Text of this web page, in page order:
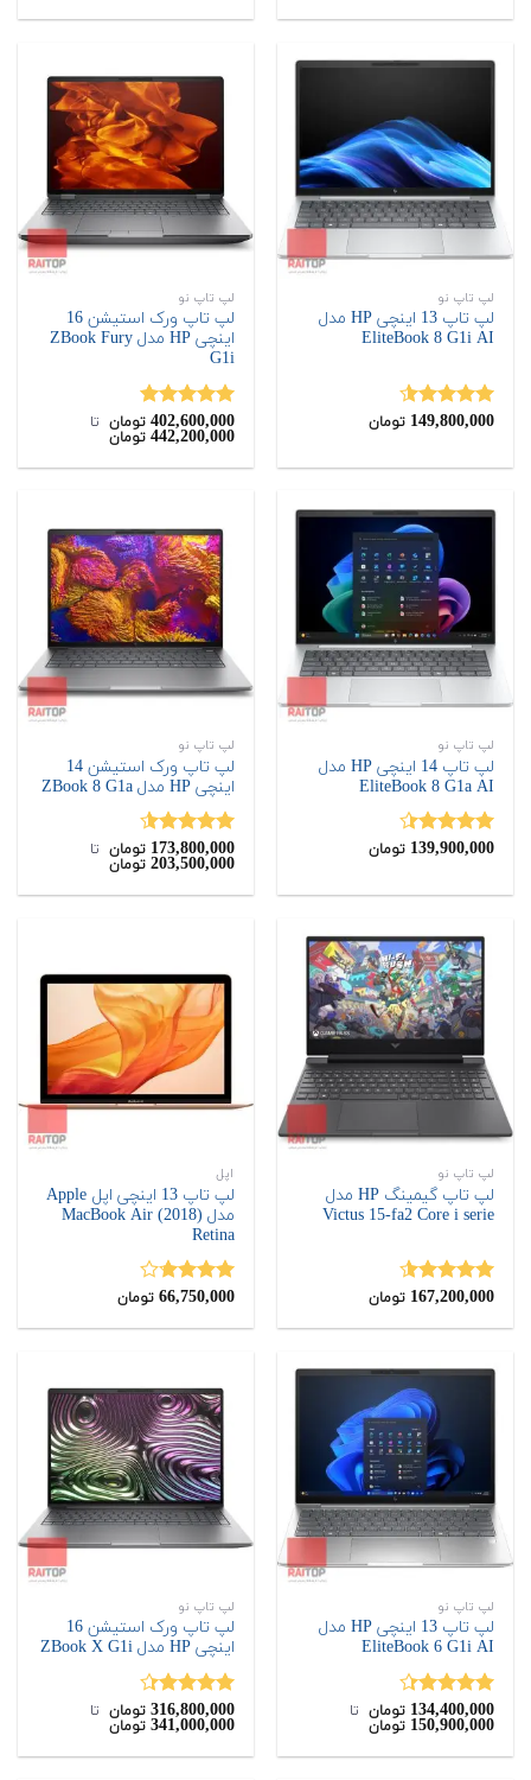
لپ تاپ نو
لپ تاپ 13 اینچی HP مدل
EliteBook 8 G1i AI
نمره4.50
149,800,000 تومان
لپ تاپ نو
لپ تاپ ورک استیشن 16
اینچی HP مدل ZBook Fury
G1i
نمره5.00
از 5
402,600,000 تومان ‌ تا ‌
442,200,000 تومان
لپ تاپ نو
لپ تاپ 14 اینچی HP مدل
EliteBook 8 G1a AI
نمره4.40
139,900,000 تومان
لپ تاپ نو
لپ تاپ ورک استیشن 14
اینچی HP مدل ZBook 8 G1a
نمره4.50
از 5
173,800,000 تومان ‌ تا ‌
203,500,000 تومان
لپ تاپ نو
لپ تاپ گیمینگ HP مدل
Victus 15-fa2 Core i serie
نمره4.50
167,200,000 تومان
اپل
لپ تاپ 13 اینچی اپل Apple
مدل MacBook Air (2018)
Retina
نمره
5
66,750,000 تومان
لپ تاپ نو
لپ تاپ 13 اینچی HP مدل
EliteBook 6 G1i AI
نمره4.33
از 5
134,400,000 تومان ‌ تا ‌
150,900,000 تومان
لپ تاپ نو
لپ تاپ ورک استیشن 16
اینچی HP مدل ZBook X G1i
نمره4.33
از 5
316,800,000 تومان ‌ تا ‌
341,000,000 تومان